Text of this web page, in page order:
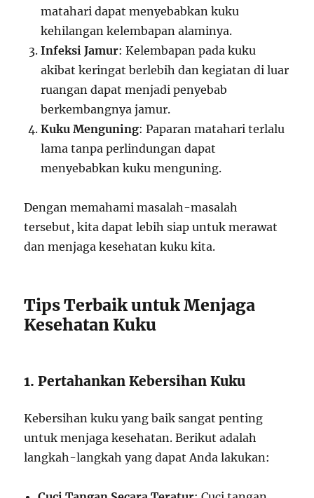
matahari dapat menyebabkan kuku
kehilangan kelembapan alaminya.
Infeksi Jamur: Kelembapan pada kuku
akibat keringat berlebih dan kegiatan di luar
ruangan dapat menjadi penyebab
berkembangnya jamur.
Kuku Menguning: Paparan matahari terlalu
lama tanpa perlindungan dapat
menyebabkan kuku menguning.
Dengan memahami masalah-masalah
tersebut, kita dapat lebih siap untuk merawat
dan menjaga kesehatan kuku kita.
Tips Terbaik untuk Menjaga
Kesehatan Kuku
1. Pertahankan Kebersihan Kuku
Kebersihan kuku yang baik sangat penting
untuk menjaga kesehatan. Berikut adalah
langkah-langkah yang dapat Anda lakukan: